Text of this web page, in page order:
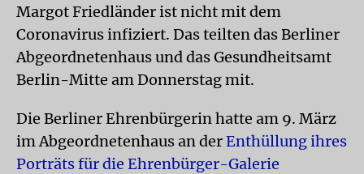
Margot Friedländer ist nicht mit dem
Coronavirus infiziert. Das teilten das Berliner
Abgeordnetenhaus und das Gesundheitsamt
Berlin-Mitte am Donnerstag mit.
Die Berliner Ehrenbürgerin hatte am 9. März
im Abgeordnetenhaus an derEnthüllung ihres
Porträts für die Ehrenbürger-Galerie